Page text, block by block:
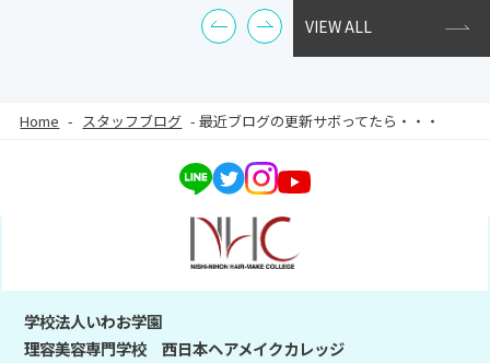
VIEW ALL
Home - スタッフブログ -最近ブログの更新サボってたら・・・
学校法人いわお学園
理容美容専門学校 西日本ヘアメイクカレッジ